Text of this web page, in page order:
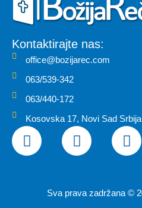
Kontaktirajte nas:
office@bozijarec.com
063/539-342
063/440-172
Kosovska 17, Novi Sad Srbija
F
a
I
n
a
Y
o
u
Sva prava zadržana ©